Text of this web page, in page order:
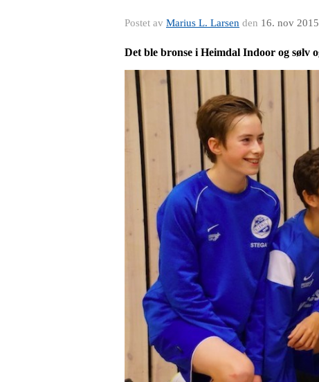
Postet av Marius L. Larsen den 16. nov 2015
Det ble bronse i Heimdal Indoor og sølv